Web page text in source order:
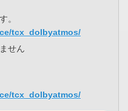
。
tcx_dolbyatmos/
せん
tcx_dolbyatmos/